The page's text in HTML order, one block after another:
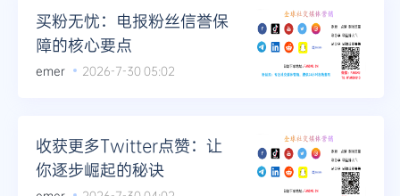
买粉无忧：电报粉丝信誉保
障的核心要点
emer 2026-7-30 05:02
收获更多Twitter点赞：让
你逐步崛起的秘诀